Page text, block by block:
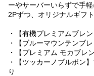
ーやサーバーいらずで手
2Pずつ、オリジナルギフ
・ 【有機プレミアムブレン
・
【ブルーマウンテンブレ
・
【プレミアム モカブレン
・
【ツッカーノブルボン】
り